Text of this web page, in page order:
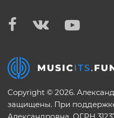
Copyright © 2026.
защищены. При